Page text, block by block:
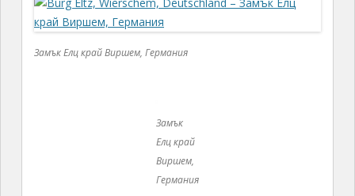
Елц
край
Виршем,
която отвежда към вътрешността, преминава
покрай магазина за сувенири, където се намират и
билетните каси, после покрай ресторанта,
кафенето и отвежда до вътрешен двор с кръгла
форма. Ясно личат входните врати за жилищните